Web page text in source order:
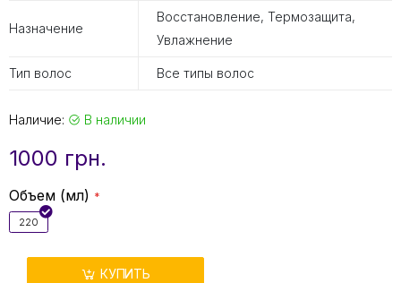
Назначение
Восстановление, Термозащита,
Увлажнение
Тип волос Все типы волос
Наличие: В наличии
1000 грн.
Объем (мл)
220
КУПИТЬ